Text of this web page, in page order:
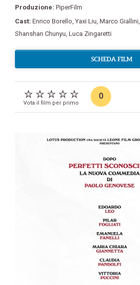
Produzione: PiperFilm
Cast: Enrico Borello, Yaxi Liu, Marco Giallini,
Shanshan Chunyu, Luca Zingaretti
SCHEDA FILM
Vota il film per primo
0